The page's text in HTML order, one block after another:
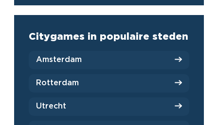
Citygames in populaire steden
Amsterdam
Rotterdam
Utrecht